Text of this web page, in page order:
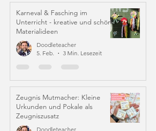
Karneval & Fasching im
Unterricht - kreative und schöne
Materialideen
Doodleteacher
5. Feb.
3 Min. Lesezeit
Zeugnis Mutmacher: Kleine
Urkunden und Pokale als
Zeugniszusatz
Doodleteacher